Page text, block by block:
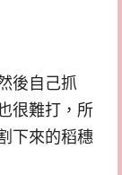
後自己抓
很難打，所
下來的稻穗